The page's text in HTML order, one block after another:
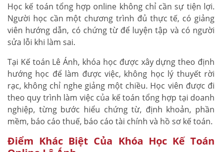
Học kế toán tổng hợp online không chỉ cần sự tiện lợi.
Người học cần một chương trình đủ thực tế, có giảng
viên hướng dẫn, có chứng từ để luyện tập và có người
sửa lỗi khi làm sai.
Tại Kế toán Lê Ánh, khóa học được xây dựng theo định
hướng học để làm được việc, không học lý thuyết rời
rạc, không chỉ nghe giảng một chiều. Học viên được đi
theo quy trình làm việc của kế toán tổng hợp tại doanh
nghiệp, từng bước hiểu chứng từ, định khoản, phần
mềm, báo cáo thuế, báo cáo tài chính và hồ sơ kế toán.
Điểm Khác Biệt Của Khóa Học Kế Toán